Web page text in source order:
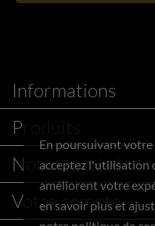
En poursuivant votre
acceptez l'utilisation
améliorent votre
en savoir plus et
Informations
Produits
Notre société
Votre compte